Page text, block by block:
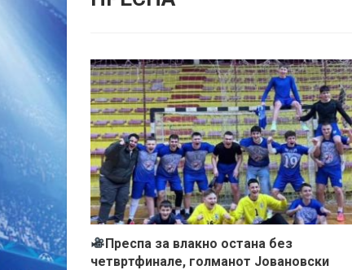
Преспа за влакно остана без
четвртфинале, голманот Јовановски